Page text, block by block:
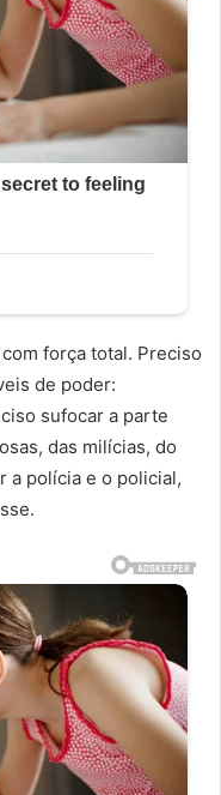
força total. Preciso
de poder:
sufocar a parte
das milícias, do
a polícia e o policial,